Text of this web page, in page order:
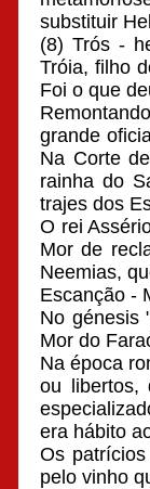
substituir
(8) Trós -
Tróia, filho
Foi o que
grande
Na Corte
rainha do
trajes dos
O rei
Mor de
Neemias,
Escanção -
No génesis
Mor do
Na época
ou libertos,
era hábito
Os
pelo vinho